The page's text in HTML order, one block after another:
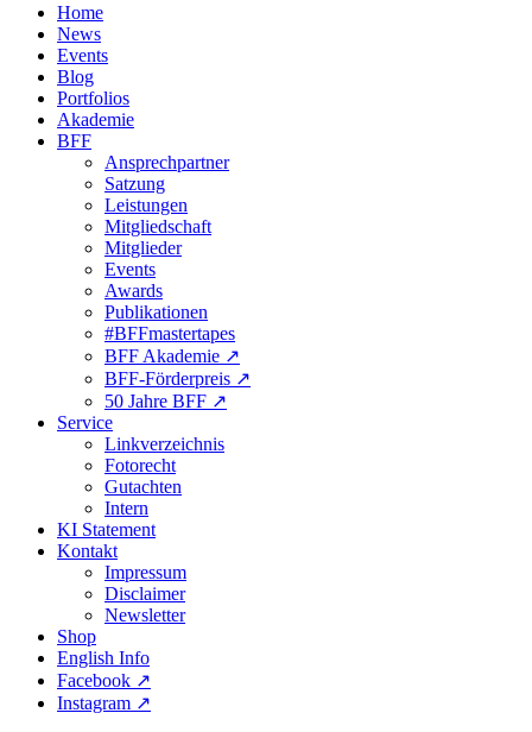
Home
News
Events
Blog
Portfolios
Akademie
BFF
Ansprechpartner
Satzung
Leistungen
Mitgliedschaft
Mitglieder
Events
Awards
Publikationen
#BFFmastertapes
BFF Akademie ↗︎
BFF-Förderpreis ↗︎
50 Jahre BFF ↗︎
Service
Linkverzeichnis
Fotorecht
Gutachten
Intern
KI Statement
Kontakt
Impressum
Disclaimer
Newsletter
Shop
English Info
Facebook ↗︎
Instagram ↗︎